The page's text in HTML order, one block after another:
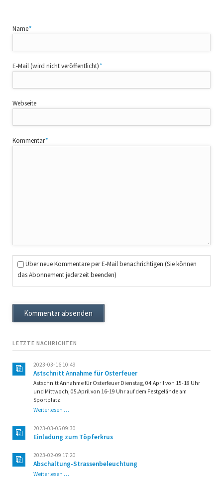
Pflichtfeld
Name*
Pflichtfeld
E-Mail (wird nicht veröffentlicht)*
Webseite
Pflichtfeld
Kommentar*
Über neue Kommentare per E-Mail benachrichtigen (Sie können
das Abonnement jederzeit beenden)
Kommentar absenden
LETZTE NACHRICHTEN
2023-03-16 10:49
Astschnitt Annahme für Osterfeuer
Astschnitt Annahme für Osterfeuer Dienstag, 04.April von 15-18 Uhr
und Mittwoch, 05.April von 16-19 Uhr auf dem Festgelände am
Sportplatz.
Weiterlesen …Astschnitt
für
Osterfeuer
2023-03-05 09:30
Einladung zum Töpferkrus
2023-02-09 17:20
Abschaltung-Strassenbeleuchtung
Weiterlesen …